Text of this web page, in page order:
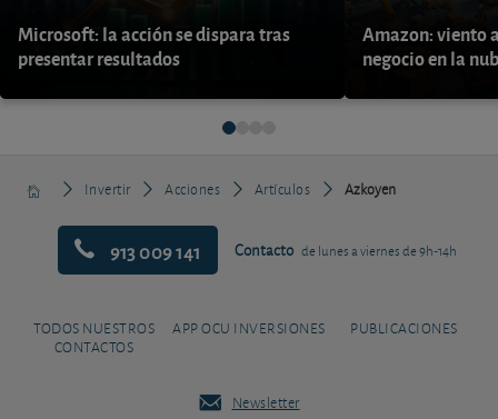
Microsoft: la acción se dispara tras
presentar resultados
Amazon: viento
negocio en la
Invertir Acciones Artículos Azkoyen
913 009 141 Contacto de lunes a viernes de 9h-14h
TODOS NUESTROS
CONTACTOS
APP OCU INVERSIONES PUBLICACIONES
Newsletter